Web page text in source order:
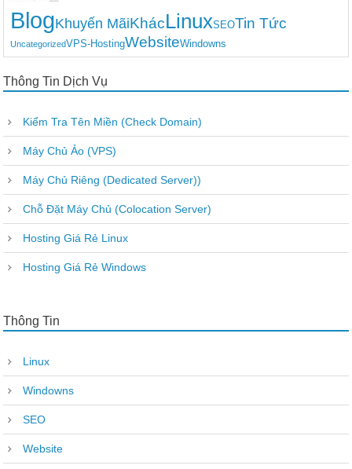
BlogKhuyến MãiKhácLinuxSEOTin Tức
UncategorizedVPS-HostingWebsiteWindowns
Thông Tin Dịch Vụ
Kiểm Tra Tên Miền (Check Domain)
Máy Chủ Ảo (VPS)
Máy Chủ Riêng (Dedicated Server))
Chỗ Đặt Máy Chủ (Colocation Server)
Hosting Giá Rẻ Linux
Hosting Giá Rẻ Windows
Thông Tin
Linux
Windowns
SEO
Website